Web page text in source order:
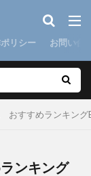
リシー お問い合
おすすめランキング
ンキング